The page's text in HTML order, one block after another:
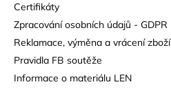
Certifikáty
Zpracování osobních údajů - GDPR
Reklamace, výměna a vrácení zboží
Pravidla FB soutěže
Informace o materiálu LEN